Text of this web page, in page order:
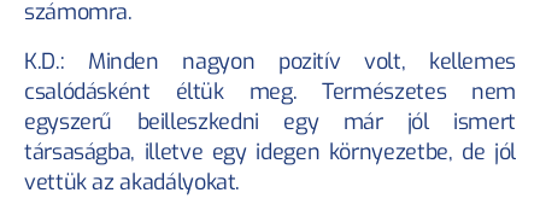
számomra.
K.D.: Minden nagyon pozitív volt, kellemes
csalódásként éltük meg. Természetes nem
egyszerű beilleszkedni egy már jól ismert
társaságba, illetve egy idegen környezetbe, de jól
vettük az akadályokat.